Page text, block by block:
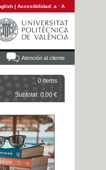
| Accesibilidad: a · A
Atención al cliente
0 items
Subtotal: 0,00 €